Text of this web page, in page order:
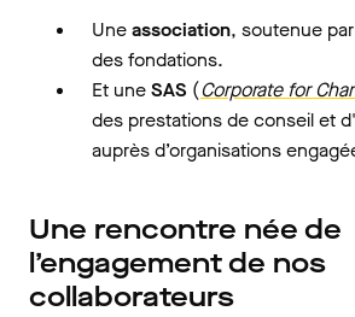
Uneassociation, soutenue
des fondations.
Et uneSAS (Corporate for
des prestations de conseil et
auprès d’organisations
Une rencontre née de
l’engagement de nos
collaborateurs